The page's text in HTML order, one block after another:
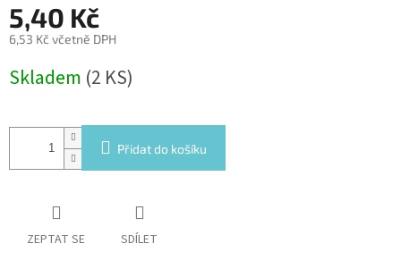
5,40 Kč
6,53 Kč včetně DPH
cena:
Skladem (2 KS)
Přidat do košíku
ZEPTAT SE SDÍLET